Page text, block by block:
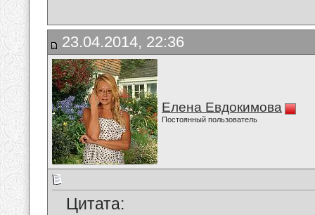
23.04.2014, 22:36
Елена Евдокимова
Постоянный пользователь
Цитата: